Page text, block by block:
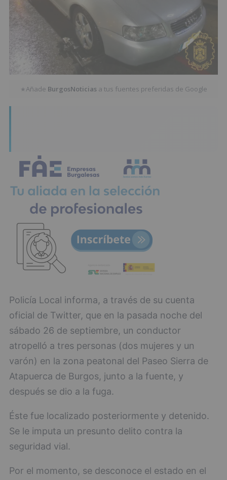
★Añade BurgosNoticias a tus fuentes preferidas de Google
Policía Local informa, a través de su cuenta
oficial de Twitter, que en la pasada noche del
sábado 26 de septiembre, un conductor
atropelló a tres personas (dos mujeres y un
varón) en la zona peatonal del Paseo Sierra de
Atapuerca de Burgos, junto a la fuente, y
después se dio a la fuga.
Éste fue localizado posteriormente y detenido.
Se le imputa un presunto delito contra la
seguridad vial.
Por el momento, se desconoce el estado en el